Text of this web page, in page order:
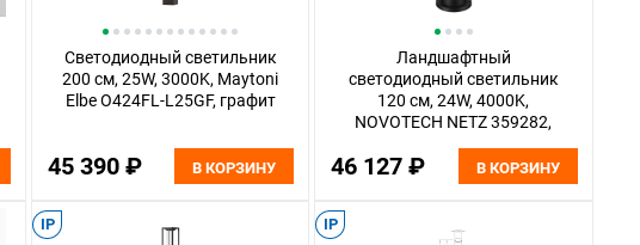
Светодиодный светильник
200 см, 25W, 3000K, Maytoni
Elbe O424FL-L25GF, графит
45 390 ₽ В КОРЗИНУ
Ландшафтный
светодиодный светильник
120 см, 24W, 4000K,
NOVOTECH NETZ 359282,
46 127 ₽ В КОРЗИНУ
IP IP